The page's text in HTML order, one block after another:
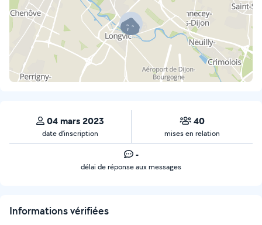
04 mars 2023
date d’inscription
40
mises en relation
-
délai de réponse aux messages
Informations vérifiées